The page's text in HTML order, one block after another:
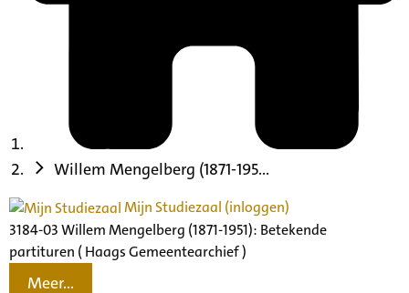
Willem Mengelberg (1871-195...
Mijn Studiezaal (inloggen)
3184-03 Willem Mengelberg (1871-1951): Betekende
partituren ( Haags Gemeentearchief )
Meer...